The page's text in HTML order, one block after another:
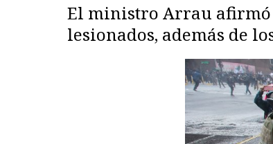
El ministro Arrau afirmó
lesionados, además de